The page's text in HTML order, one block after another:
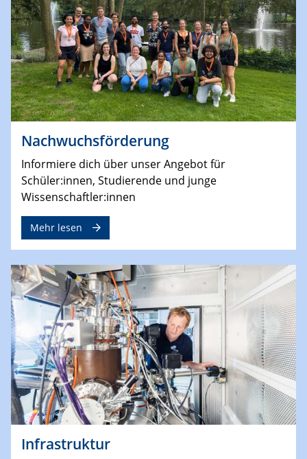
Nachwuchsförderung
Informiere dich über unser Angebot für
Schüler:innen, Studierende und junge
Wissenschaftler:innen
Mehr lesen
Infrastruktur